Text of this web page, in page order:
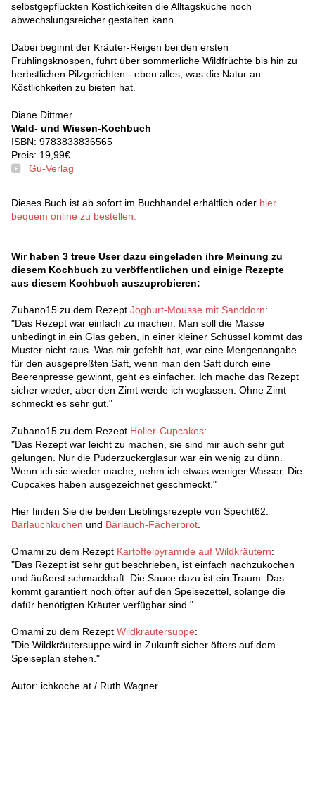
selbstgepflückten Köstlichkeiten die Alltagsküche noch
abwechslungsreicher gestalten kann.
Dabei beginnt der Kräuter-Reigen bei den ersten
Frühlingsknospen, führt über sommerliche Wildfrüchte bis hin zu
herbstlichen Pilzgerichten - eben alles, was die Natur an
Köstlichkeiten zu bieten hat.
Diane Dittmer
Wald- und Wiesen-Kochbuch
ISBN: 9783833836565
Preis: 19,99€
Gu-Verlag
Dieses Buch ist ab sofort im Buchhandel erhältlich oder hier
bequem online zu bestellen.
Wir haben 3 treue User dazu eingeladen ihre Meinung zu
diesem Kochbuch zu veröffentlichen und einige Rezepte
aus diesem Kochbuch auszuprobieren:
Zubano15 zu dem Rezept Joghurt-Mousse mit Sanddorn:
"Das Rezept war einfach zu machen. Man soll die Masse
unbedingt in ein Glas geben, in einer kleiner Schüssel kommt das
Muster nicht raus. Was mir gefehlt hat, war eine Mengenangabe
für den ausgepreßten Saft, wenn man den Saft durch eine
Beerenpresse gewinnt, geht es einfacher. Ich mache das Rezept
sicher wieder, aber den Zimt werde ich weglassen. Ohne Zimt
schmeckt es sehr gut."
Zubano15 zu dem Rezept Holler-Cupcakes:
"Das Rezept war leicht zu machen, sie sind mir auch sehr gut
gelungen. Nur die Puderzuckerglasur war ein wenig zu dünn.
Wenn ich sie wieder mache, nehm ich etwas weniger Wasser. Die
Cupcakes haben ausgezeichnet geschmeckt."
Hier finden Sie die beiden Lieblingsrezepte von Specht62:
Bärlauchkuchen und Bärlauch-Fächerbrot.
Omami zu dem Rezept Kartoffelpyramide auf Wildkräutern:
"Das Rezept ist sehr gut beschrieben, ist einfach nachzukochen
und äußerst schmackhaft. Die Sauce dazu ist ein Traum. Das
kommt garantiert noch öfter auf den Speisezettel, solange die
dafür benötigten Kräuter verfügbar sind."
Omami zu dem Rezept Wildkräutersuppe:
"Die Wildkräutersuppe wird in Zukunft sicher öfters auf dem
Speiseplan stehen."
Autor: ichkoche.at / Ruth Wagner